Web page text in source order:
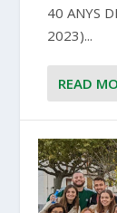
40 ANYS
2023)...
READ